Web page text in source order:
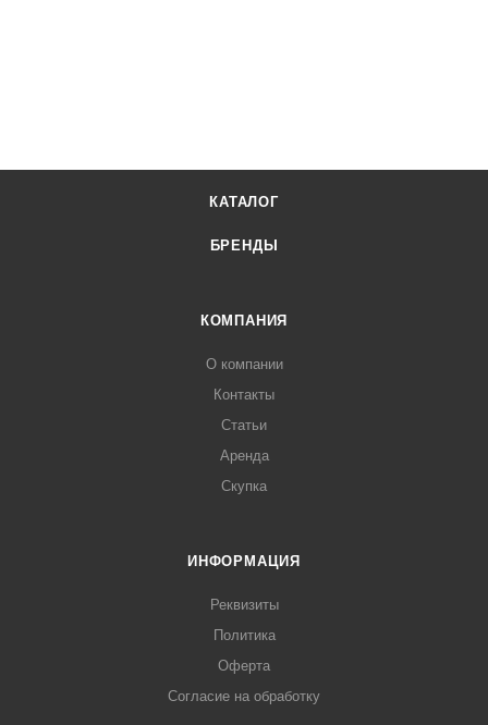
КАТАЛОГ
БРЕНДЫ
КОМПАНИЯ
О компании
Контакты
Статьи
Аренда
Скупка
ИНФОРМАЦИЯ
Реквизиты
Политика
Оферта
Согласие на обработку